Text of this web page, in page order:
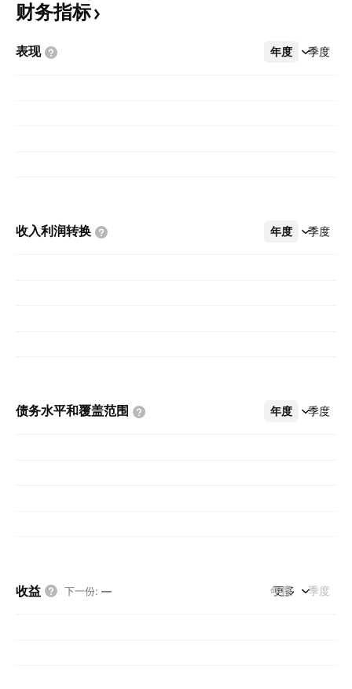
财务指标
表现 年度 季度
更多
收入利润转换 年度 季度
更多
债务水平和覆盖范围 年度 季度
更多
收益 下一份: — 年度 季度
更多